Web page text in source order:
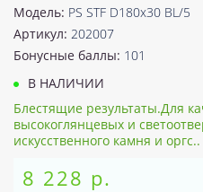
Модель: PS STF D180x30 BL/5
Артикул: 202007
Бонусные баллы: 101
В НАЛИЧИИ
Блестящие результаты.Для
высокоглянцевых и
искусственного камня и оргс..
8 228 р.